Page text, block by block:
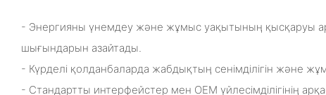
- Энергияны үнемдеу және жұмыс уақытының қысқаруы
шығындарын азайтады.
- Күрделі қолданбаларда жабдықтың сенімділігін және
- Стандартты интерфейстер мен OEM үйлесімділігінің